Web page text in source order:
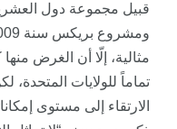
مثالية، إلّا أن الغرض
تماماً للولايات
الارتقاء إلى مستوى